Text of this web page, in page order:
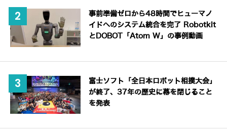
事前準備ゼロから48時間でヒューマノ
イドへのシステム統合を完了 Robotkit
とDOBOT「Atom W」の事例動画
富士ソフト「全日本ロボット相撲大会」
が終了、37年の歴史に幕を閉じること
を発表